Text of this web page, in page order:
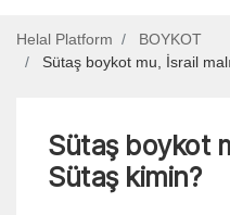
Helal Platform
BOYKOT
Sütaş boykot mu, İsrail
Sütaş boykot
Sütaş kimin?